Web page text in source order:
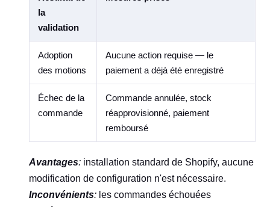
la
validation
Adoption
des motions
Aucune action requise — le
paiement a déjà été enregistré
Échec de la
commande
Commande annulée, stock
réapprovisionné, paiement
remboursé
Avantages: installation standard de Shopify, aucune
modification de configuration n'est nécessaire.
Inconvénients: les commandes échouées